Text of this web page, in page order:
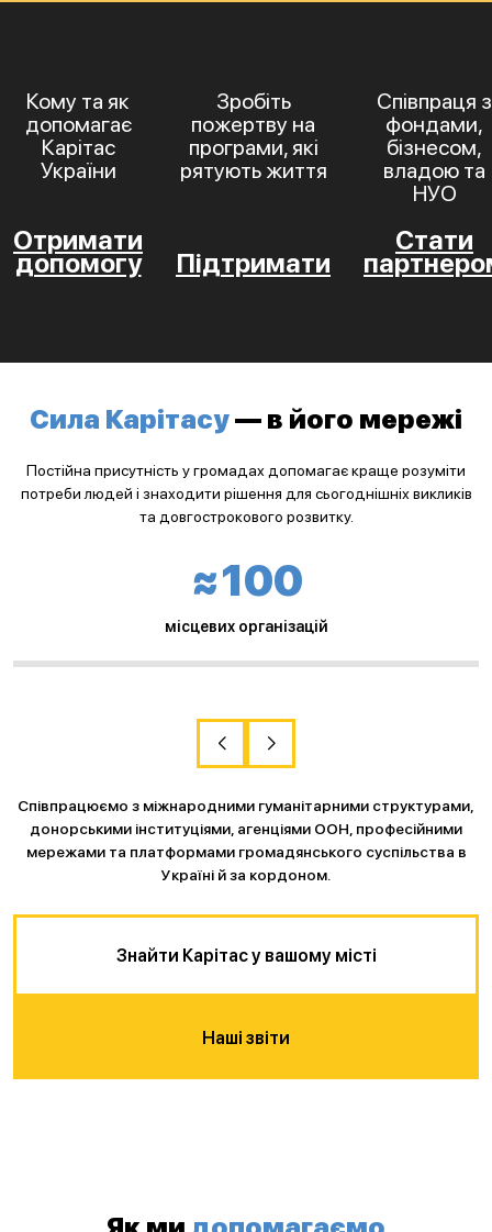
Кому та як
допомагає
Карітас
України
Отримати
допомогу
Зробіть
пожертву на
програми, які
рятують життя
Підтримати
Співпраця з
фондами,
бізнесом,
владою та
НУО
Стати
Сила Карітасу— в його мережі
Постійна присутність у громадах допомагає краще розуміти
потреби людей і знаходити рішення для сьогоднішніх викликів
та довгострокового розвитку.
≈100
місцевих організацій
Співпрацюємо з міжнародними гуманітарними структурами,
донорськими інституціями, агенціями ООН, професійними
мережами та платформами громадянського суспільства в
Україні й за кордоном.
Знайти Карітас у вашому місті
Наші звіти